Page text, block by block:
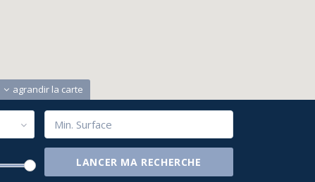
agrandir la carte